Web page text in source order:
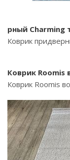
рный Charming
Коврик
Коврик Roomis
Коврик Roomis